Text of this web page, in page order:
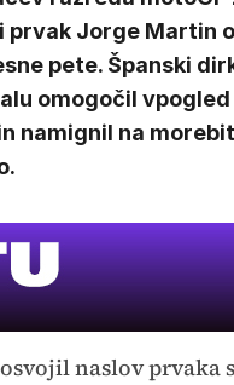
prvak Jorge Martin
pete. Španski
omogočil vpogled
namignil na
naslov prvaka s